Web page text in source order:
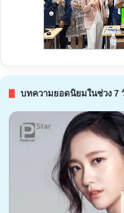
บทความยอดนิยมในช่วง 7